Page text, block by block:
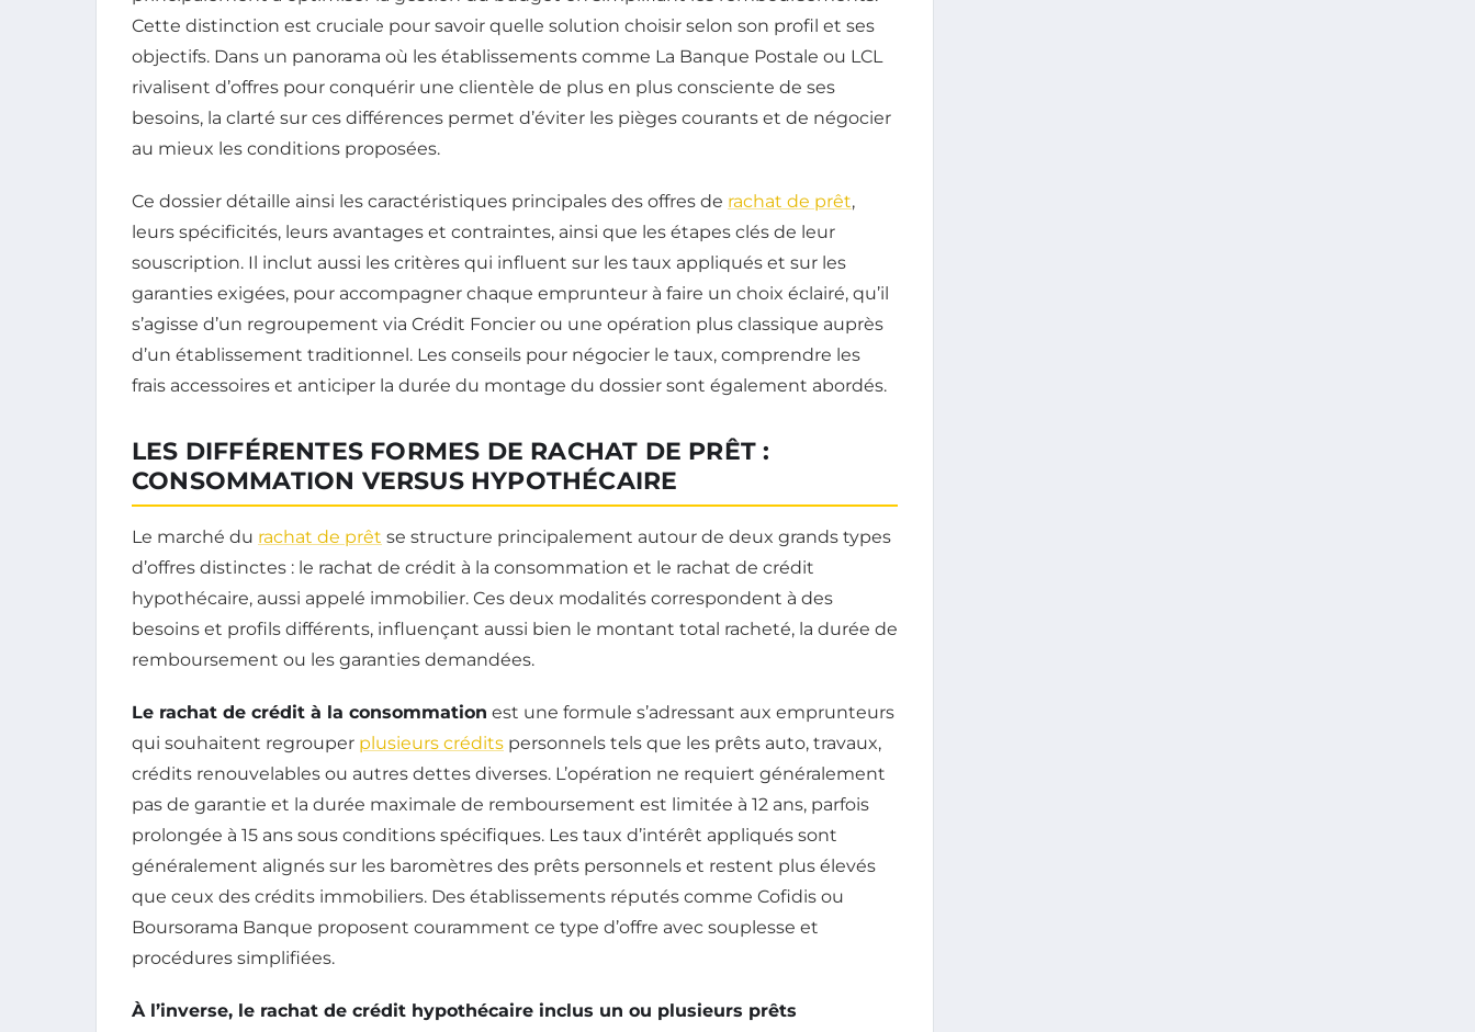
Cette distinction est cruciale pour savoir quelle solution choisir selon son profil et ses
objectifs. Dans un panorama où les établissements comme La Banque Postale ou LCL
rivalisent d’offres pour conquérir une clientèle de plus en plus consciente de ses
besoins, la clarté sur ces différences permet d’éviter les pièges courants et de négocier
au mieux les conditions proposées.
Ce dossier détaille ainsi les caractéristiques principales des offres de rachat de prêt,
leurs spécificités, leurs avantages et contraintes, ainsi que les étapes clés de leur
souscription. Il inclut aussi les critères qui influent sur les taux appliqués et sur les
garanties exigées, pour accompagner chaque emprunteur à faire un choix éclairé, qu’il
s’agisse d’un regroupement via Crédit Foncier ou une opération plus classique auprès
d’un établissement traditionnel. Les conseils pour négocier le taux, comprendre les
frais accessoires et anticiper la durée du montage du dossier sont également abordés.
LES DIFFÉRENTES FORMES DE RACHAT DE PRÊT :
CONSOMMATION VERSUS HYPOTHÉCAIRE
Le marché du rachat de prêt se structure principalement autour de deux grands types
d’offres distinctes : le rachat de crédit à la consommation et le rachat de crédit
hypothécaire, aussi appelé immobilier. Ces deux modalités correspondent à des
besoins et profils différents, influençant aussi bien le montant total racheté, la durée de
remboursement ou les garanties demandées.
Le rachat de crédit à la consommation est une formule s’adressant aux emprunteurs
qui souhaitent regrouper plusieurs crédits personnels tels que les prêts auto, travaux,
crédits renouvelables ou autres dettes diverses. L’opération ne requiert généralement
pas de garantie et la durée maximale de remboursement est limitée à 12 ans, parfois
prolongée à 15 ans sous conditions spécifiques. Les taux d’intérêt appliqués sont
généralement alignés sur les baromètres des prêts personnels et restent plus élevés
que ceux des crédits immobiliers. Des établissements réputés comme Cofidis ou
Boursorama Banque proposent couramment ce type d’offre avec souplesse et
procédures simplifiées.
À l’inverse, le rachat de crédit hypothécaire inclus un ou plusieurs prêts